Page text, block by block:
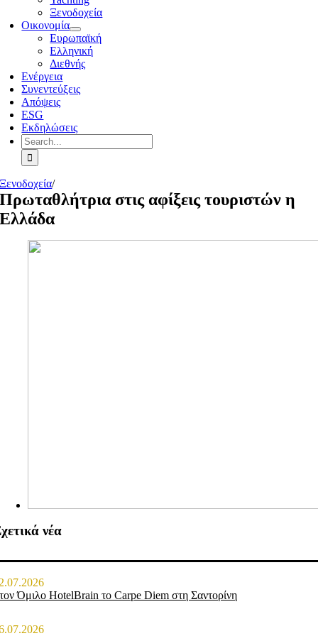
Ξενοδοχεία
Οικονομία
Ευρωπαϊκή
Ελληνική
Διεθνής
Ενέργεια
Συνεντεύξεις
Απόψεις
ESG
Εκδηλώσεις
Search
for:
Ξενοδοχεία/
Πρωταθλήτρια στις αφίξεις τουριστών η
Ελλάδα
νέα
Όμιλο HotelBrain το Carpe Diem στη Σαντορίνη